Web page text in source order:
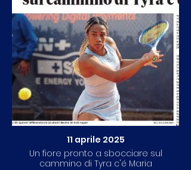
11 aprile 2025
Un fiore pronto a sbocciare sul
cammino di Tyra c'é Maria